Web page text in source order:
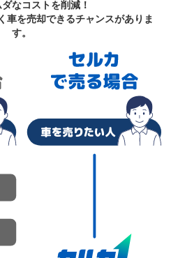
なコストを削減！
車を売却できるチャンスがありま
す。